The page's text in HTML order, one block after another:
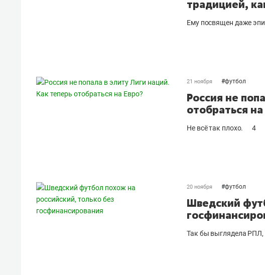
традицией,
Ему посвящен даже
21 ноября #футбол
Россия не
отобраться
Не всё так плохо. 4
20 ноября #футбол
Шведский
Так бы выглядела РПЛ,